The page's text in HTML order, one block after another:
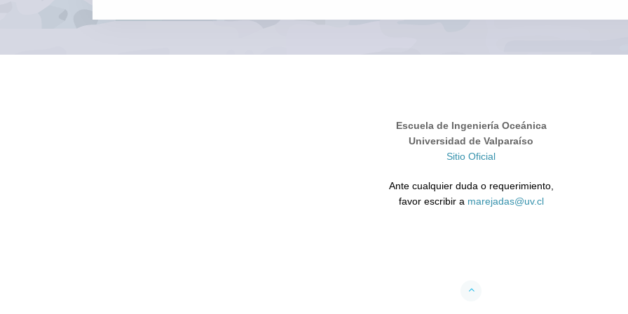
Escuela de Ingeniería Oceánica
Universidad de Valparaíso
Sitio Oficial
Ante cualquier duda o requerimiento,
favor escribir a marejadas@uv.cl